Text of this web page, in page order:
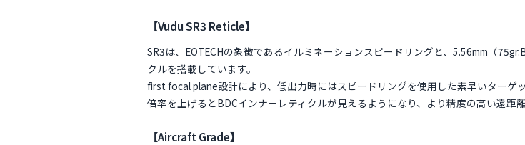
【Vudu SR3 Reticle】
SR3は、EOTECHの象徴であるイルミネーションスピードリングと、5.56mm（
クルを搭載しています。
first focal plane設計により、低出力時にはスピードリングを使用した素早いターゲ
倍率を上げるとBDCインナーレティクルが見えるようになり、より精度の高い遠距離
【Aircraft Grade】